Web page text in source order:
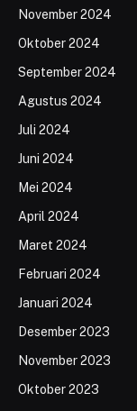
November 2024
Oktober 2024
September 2024
Agustus 2024
Juli 2024
Juni 2024
Mei 2024
April 2024
Maret 2024
Februari 2024
Januari 2024
Desember 2023
November 2023
Oktober 2023